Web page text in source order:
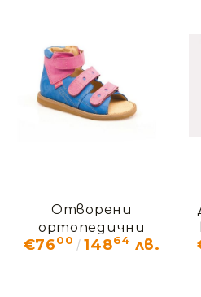
Отворени
ортопедични
обувки с вградена
€7600 14864 лв.